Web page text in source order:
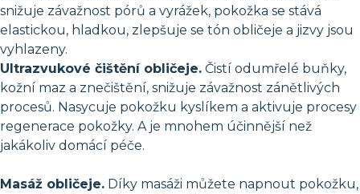
snižuje závažnost pórů a vyrážek, pokožka se stává
elastickou, hladkou, zlepšuje se tón obličeje a jizvy jsou
vyhlazeny.
Ultrazvukové čištění obličeje. Čistí odumřelé buňky,
kožní maz a znečištění, snižuje závažnost zánětlivých
procesů. Nasycuje pokožku kyslíkem a aktivuje procesy
regenerace pokožky. A je mnohem účinnější než
jakákoliv domácí péče.
Masáž obličeje. Díky masáži můžete napnout pokožku,